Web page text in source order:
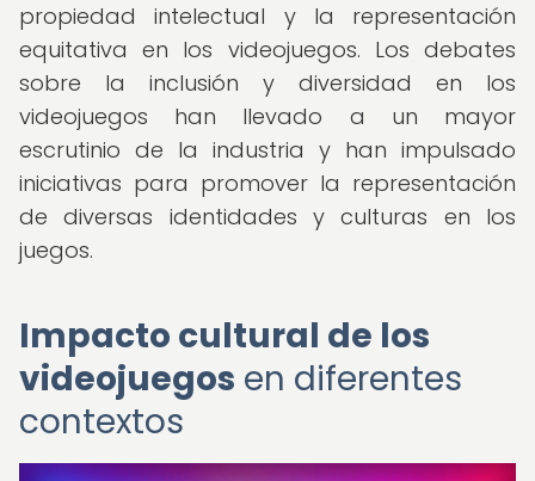
propiedad intelectual y la representación
equitativa en los videojuegos. Los debates
sobre la inclusión y diversidad en los
videojuegos han llevado a un mayor
escrutinio de la industria y han impulsado
iniciativas para promover la representación
de diversas identidades y culturas en los
juegos.
Impacto cultural de los
videojuegos en diferentes
contextos